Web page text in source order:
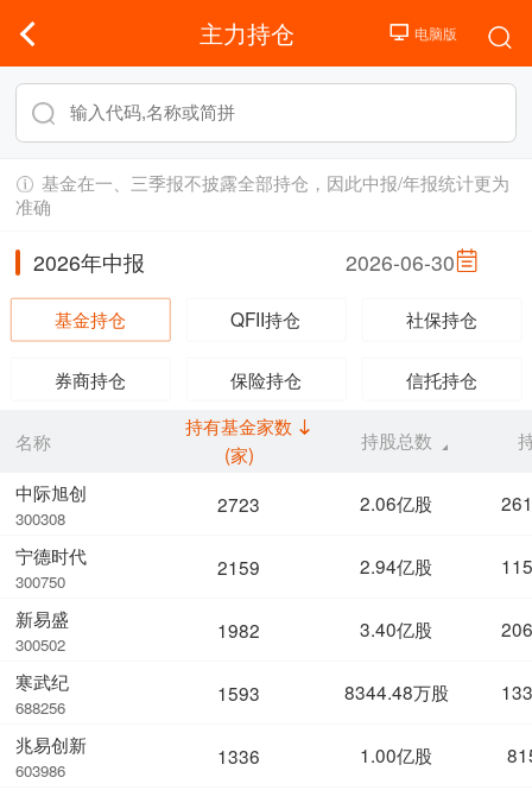
主力持仓
基金在一、三季报不披露全部持仓，因此中报/年报统计更为
准确
2026年中报 2026-06-30
基金持仓 QFII持仓 社保持仓
券商持仓 保险持仓 信托持仓
名称
中际旭创
300308
宁德时代
300750
新易盛
300502
寒武纪
688256
兆易创新
603986
持有基金家数
(家)
持股总数
2723 2.06亿股
2159 2.94亿股
1982 3.40亿股
1593 8344.48万股
1336 1.00亿股